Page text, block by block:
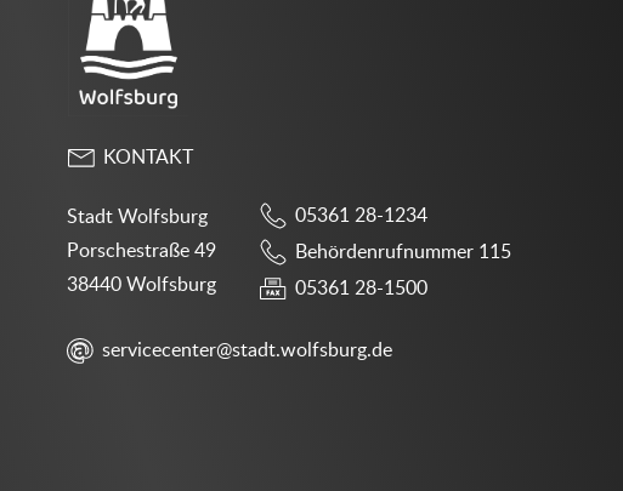
KONTAKT
Stadt Wolfsburg
Porschestraße 49
38440 Wolfsburg
05361 28-1234
Behördenrufnummer 115
05361 28-1500
servicecenter@stadt.wolfsburg.de